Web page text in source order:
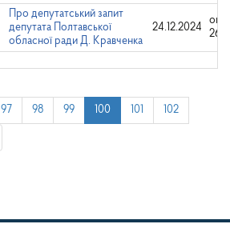
Про депутатський запит
депутата Полтавської
обласної ради Д. Кравченка
24.12.2024
97 98 99 100 101 102